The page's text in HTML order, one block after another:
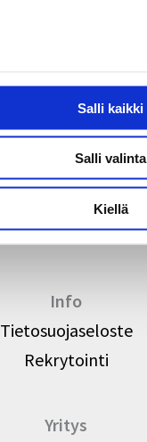
Salli kaikki
Salli valinta
Kiellä
Standardit
SFS 12845
CEA 4001
Info
Tietosuojaseloste
Rekrytointi
Yritys